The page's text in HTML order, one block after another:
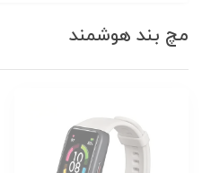
مچ بند هوشمند